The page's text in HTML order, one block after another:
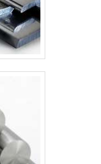
dos
singular,
e
da
que
trazer o